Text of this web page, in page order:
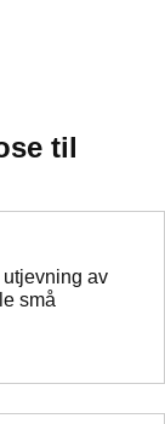
til
utjevning av
små